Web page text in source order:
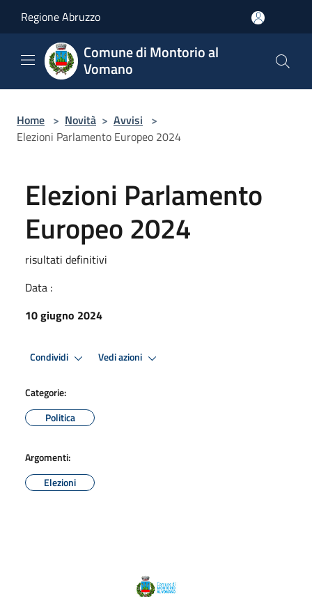
Regione Abruzzo
Comune di Montorio al
Vomano
Home > Novità > Avvisi >
Elezioni Parlamento Europeo 2024
Elezioni Parlamento
Europeo 2024
risultati definitivi
Data :
10 giugno 2024
Condividi Vedi azioni
Categorie:
Politica
Argomenti:
Elezioni